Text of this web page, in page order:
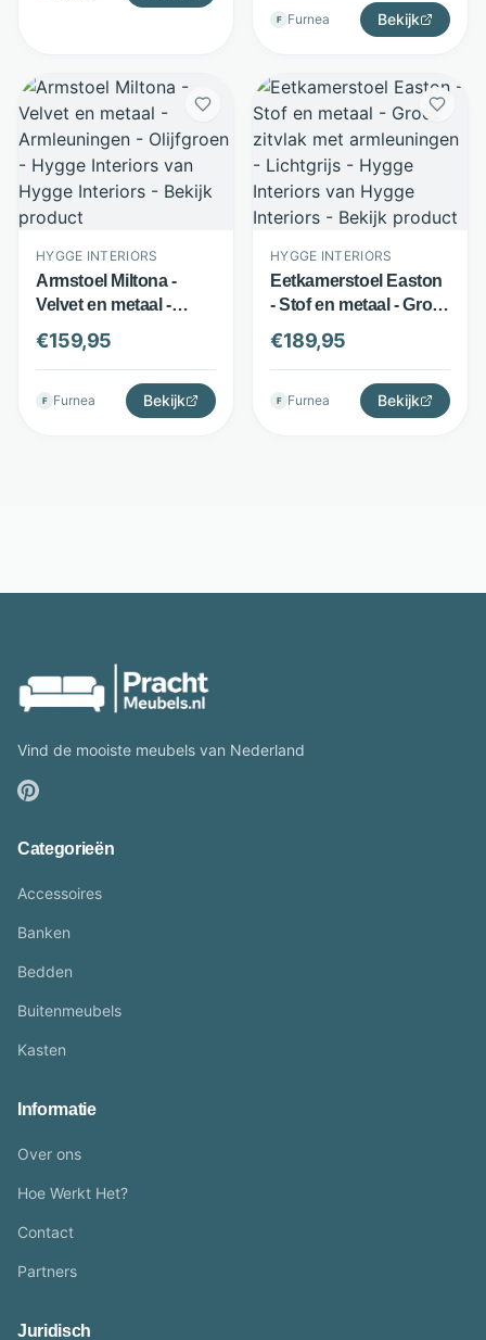
F Furnea Bekijk
HYGGE INTERIORS
Armstoel Miltona -
Velvet en metaal -
Armleuningen -
Olijfgroen - Hygge
Interiors
€159,95
F Furnea Bekijk
HYGGE INTERIORS
Eetkamerstoel Easton
- Stof en metaal - Groot
zitvlak met
armleuningen -
Lichtgrijs - Hygge
Interiors
€189,95
F Furnea Bekijk
Vind de mooiste meubels van Nederland
Categorieën
Accessoires
Banken
Bedden
Buitenmeubels
Kasten
Informatie
Over ons
Hoe Werkt Het?
Contact
Partners
Juridisch